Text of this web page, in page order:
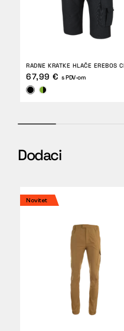
RADNE KRATKE HLAČE EREBOS
67,99 € s PDV-om
Dodaci
Novitet